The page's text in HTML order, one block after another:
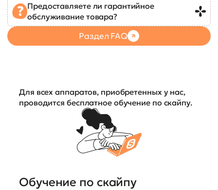
Предоставляете ли гарантийное
обслуживание товара?
Раздел FAQ
Для всех аппаратов, приобретенных у нас,
проводится бесплатное обучение по скайпу.
Обучение по скайпу